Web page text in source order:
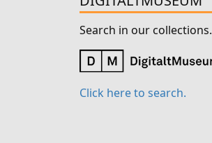
Search in our collections.
Click here to search.